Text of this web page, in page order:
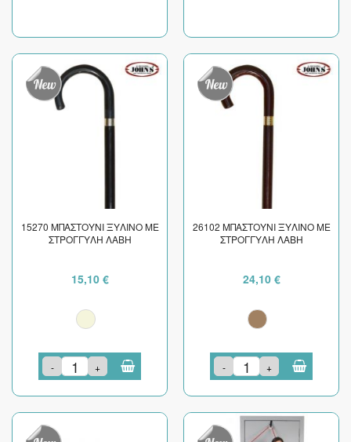
15270 ΜΠΑΣΤΟΥΝΙ ΞΥΛΙΝΟ ΜΕ
ΣΤΡΟΓΓΥΛΗ ΛΑΒΗ
15,10 €
- +
26102 ΜΠΑΣΤΟΥΝΙ ΞΥΛΙΝΟ ΜΕ
ΣΤΡΟΓΓΥΛΗ ΛΑΒΗ
24,10 €
- +